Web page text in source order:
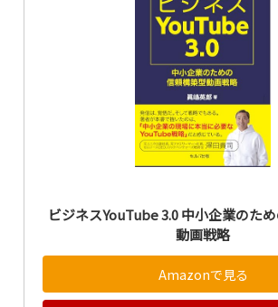
ビジネスYouTube 3.0 中小企業のた
動画戦略
Amazonで見る